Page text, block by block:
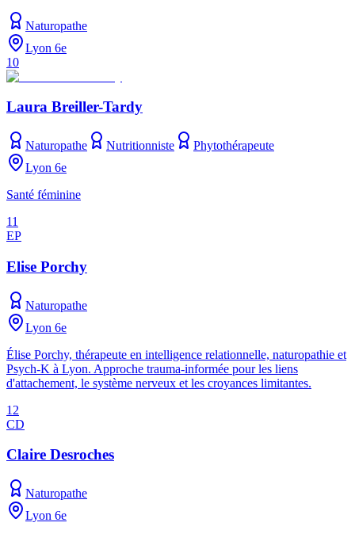
Naturopathe
Lyon 6e
10
Laura Breiller-Tardy
Naturopathe Nutritionniste
Phytothérapeute
Lyon 6e
Santé féminine
11
EP
Elise Porchy
Naturopathe
Lyon 6e
Élise Porchy, thérapeute en intelligence relationnelle, naturopathie et
Psych-K à Lyon. Approche trauma-informée pour les liens
d'attachement, le système nerveux et les croyances limitantes.
12
CD
Claire Desroches
Naturopathe
Lyon 6e